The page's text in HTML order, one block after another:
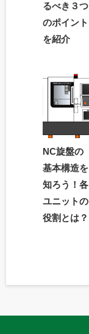
るべき３つ
のポイント
を紹介
NC旋盤の
基本構造を
知ろう！各
ユニットの
役割とは？